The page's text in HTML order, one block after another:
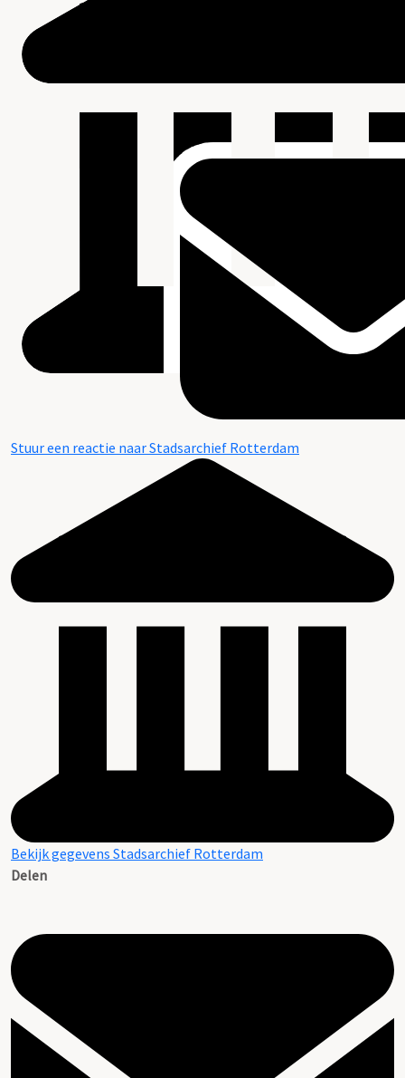
Beschrijving van de series en archiefbestanddelen
Stuur een reactie naar Stadsarchief Rotterdam
Bekijk gegevens Stadsarchief Rotterdam
Delen